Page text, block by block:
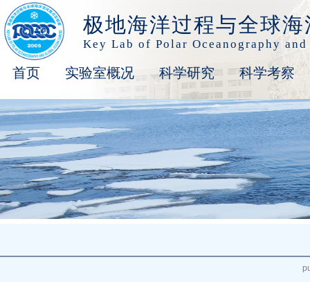
极地海洋过程与全球
Key Lab of Polar Oceanography
首页 实验室概况 科学研究 科学考察